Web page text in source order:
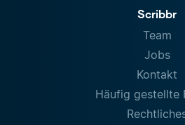
Scribbr
Team
Jobs
Kontakt
Häufig gestellte